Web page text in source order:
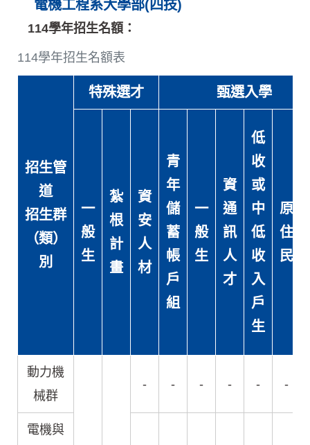
電機工程系大學部(四技)
114學年招生名額：
114學年招生名額表
招生管
道
招生群
（類）
別
特殊選才 甄選入學
一
般
生
紮
根
計
畫
資
安
人
材
青
年
儲
蓄
帳
戶
組
一
般
生
資
通
訊
人
才
低
收
或
中
低
收
入
戶
生
原
住
民
動力機
械群
- - - - - -
電機與